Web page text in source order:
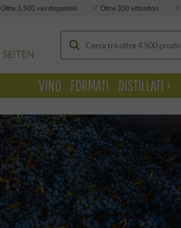
Oltre 3.500 vini disponibili Oltre 350 viticoltori
VINO FORMATI DISTILLATI +